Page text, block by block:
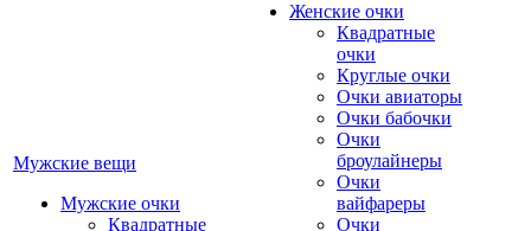
Мужские вещи
Мужские очки
Квадратные
Женские очки
Квадратные
очки
Круглые очки
Очки авиаторы
Очки бабочки
Очки
броулайнеры
Очки
вайфареры
Очки